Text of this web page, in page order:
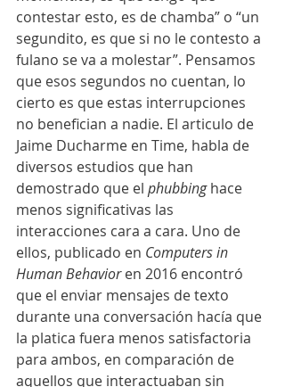
contestar esto, es de chamba” o “un
segundito, es que si no le contesto a
fulano se va a molestar”. Pensamos
que esos segundos no cuentan, lo
cierto es que estas interrupciones
no benefician a nadie. El articulo de
Jaime Ducharme en Time, habla de
diversos estudios que han
demostrado que el phubbing hace
menos significativas las
interacciones cara a cara. Uno de
ellos, publicado en Computers in
Human Behavior en 2016 encontró
que el enviar mensajes de texto
durante una conversación hacía que
la platica fuera menos satisfactoria
para ambos, en comparación de
aquellos que interactuaban sin